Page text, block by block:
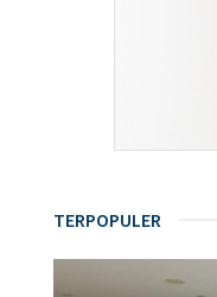
TERPOPULER